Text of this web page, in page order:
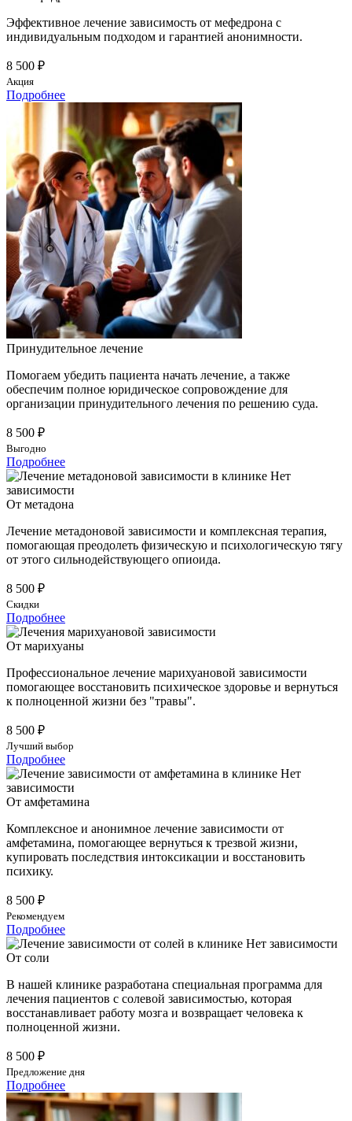
Эффективное лечение зависимость от мефедрона с
индивидуальным подходом и гарантией анонимности.
8 500 ₽
Акция
Подробнее
Принудительное лечение
Помогаем убедить пациента начать лечение, а также
обеспечим полное юридическое сопровождение для
организации принудительного лечения по решению суда.
8 500 ₽
Выгодно
Подробнее
От метадона
Лечение метадоновой зависимости и комплексная терапия,
помогающая преодолеть физическую и психологическую тягу
от этого сильнодействующего опиоида.
8 500 ₽
Скидки
Подробнее
От марихуаны
Профессиональное лечение марихуановой зависимости
помогающее восстановить психическое здоровье и вернуться
к полноценной жизни без "травы".
8 500 ₽
Лучший выбор
Подробнее
От амфетамина
Комплексное и анонимное лечение зависимости от
амфетамина, помогающее вернуться к трезвой жизни,
купировать последствия интоксикации и восстановить
психику.
8 500 ₽
Рекомендуем
Подробнее
От соли
В нашей клинике разработана специальная программа для
лечения пациентов с солевой зависимостью, которая
восстанавливает работу мозга и возвращает человека к
полноценной жизни.
8 500 ₽
Предложение дня
Подробнее